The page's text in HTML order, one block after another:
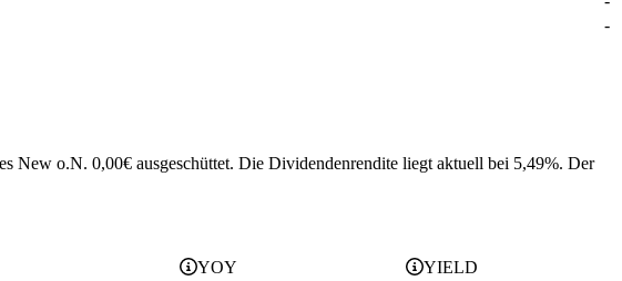
-
New o.N. 0,00€ ausgeschüttet. Die Dividendenrendite liegt aktuell bei 5,49%. Der
YOY
YIELD